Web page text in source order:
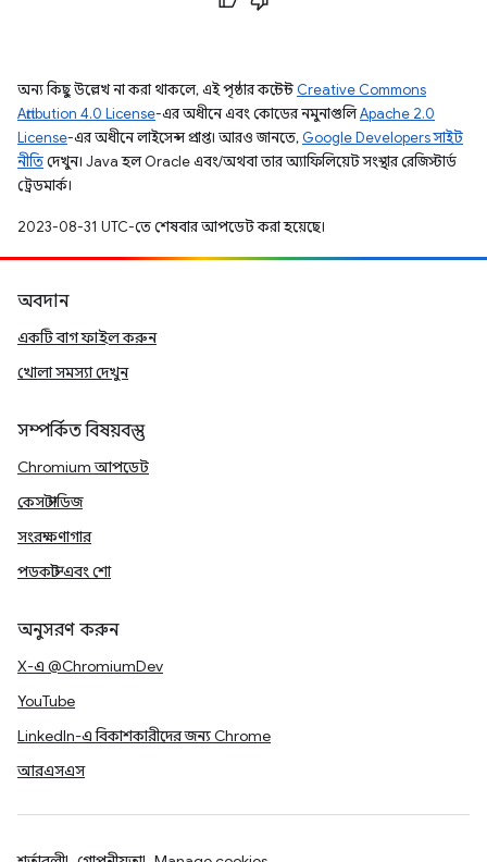
অন্য কিছু উল্লেখ না করা থাকলে, এই পৃষ্ঠার কন্টেন্ট Creative Commons
Attribution 4.0 License-এর অধীনে এবং কোডের নমুনাগুলিApache 2.0
License-এর অধীনে লাইসেন্স প্রাপ্ত। আরও জানতে, Google Developers সাইট
নীতিদেখুন। Java হল Oracle এবং/অথবা তার অ্যাফিলিয়েট সংস্থার রেজিস্টার্ড
ট্রেডমার্ক।
2023-08-31 UTC-তে শেষবার আপডেট করা হয়েছে।
অবদান
একটি বাগ ফাইল করুন
খোলা সমস্যা দেখুন
সম্পর্কিত বিষয়বস্তু
Chromium আপডেট
কেস স্টাডিজ
সংরক্ষণাগার
পডকাস্ট এবং শো
অনুসরণ করুন
X-এ @ChromiumDev
YouTube
LinkedIn-এ বিকাশকারীদের জন্য Chrome
আরএসএস